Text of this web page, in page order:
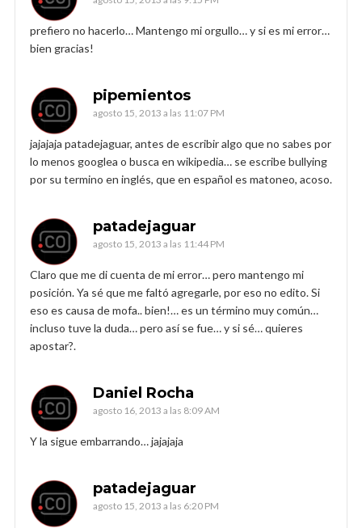
prefiero no hacerlo… Mantengo mi orgullo… y si es mi error…
bien gracias!
pipemientos
agosto 15, 2013 a las 11:07 PM
jajajaja patadejaguar, antes de escribir algo que no sabes por
lo menos googlea o busca en wikipedia… se escribe bullying
por su termino en inglés, que en español es matoneo, acoso.
patadejaguar
agosto 15, 2013 a las 11:44 PM
Claro que me di cuenta de mi error… pero mantengo mi
posición. Ya sé que me faltó agregarle, por eso no edito. Si
eso es causa de mofa.. bien!… es un término muy común…
incluso tuve la duda… pero así se fue… y si sé… quieres
apostar?.
Daniel Rocha
agosto 16, 2013 a las 8:09 AM
Y la sigue embarrando… jajajaja
patadejaguar
agosto 15, 2013 a las 6:20 PM